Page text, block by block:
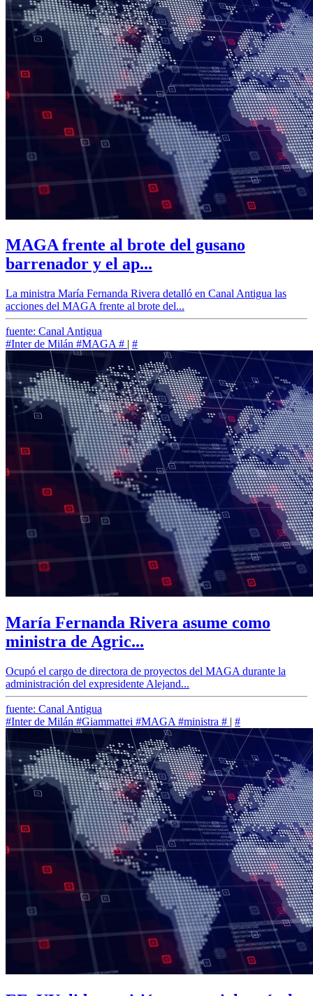
MAGA frente al brote del gusano
barrenador y el ap...
La ministra María Fernanda Rivera detalló en Canal Antigua las
acciones del MAGA frente al brote del...
fuente: Canal Antigua
#Inter de Milán #MAGA # | #
María Fernanda Rivera asume como
ministra de Agric...
Ocupó el cargo de directora de proyectos del MAGA durante la
administración del expresidente Alejand...
fuente: Canal Antigua
#Inter de Milán #Giammattei #MAGA #ministra # | #